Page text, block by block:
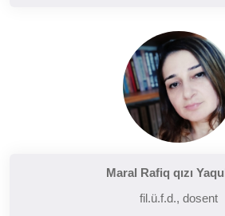
Maral Rafiq qızı
fil.ü.f.d., dosent